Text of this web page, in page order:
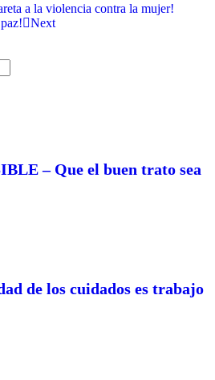
a la violencia contra la mujer!
Next
– Que el buen trato sea
de los cuidados es trabajo